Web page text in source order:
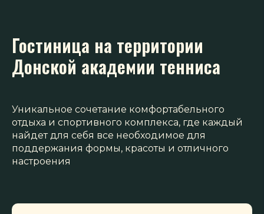
Гостиница на территории
Донской академии тенниса
Уникальное сочетание комфортабельного
отдыха и спортивного комплекса, где каждый
найдет для себя все необходимое для
поддержания формы, красоты и отличного
настроения